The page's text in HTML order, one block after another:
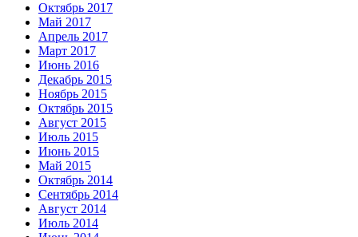
Октябрь 2017
Май 2017
Апрель 2017
Март 2017
Июнь 2016
Декабрь 2015
Ноябрь 2015
Октябрь 2015
Август 2015
Июль 2015
Июнь 2015
Май 2015
Октябрь 2014
Сентябрь 2014
Август 2014
Июль 2014